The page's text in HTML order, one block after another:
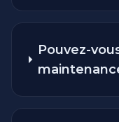
Pouvez-